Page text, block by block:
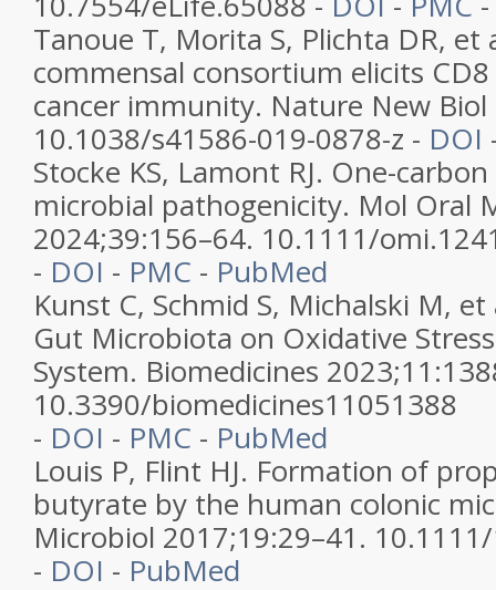
Tanoue T, Morita S, Plichta DR, et
commensal consortium elicits
cancer immunity. Nature New Biol
10.1038/s41586-019-0878-z - DOI
Stocke KS, Lamont RJ. One-
microbial pathogenicity. Mol Oral
2024;39:156–64. 10.1111/
- DOI - PMC - PubMed
Kunst C, Schmid S, Michalski M,
Gut Microbiota on Oxidative
System. Biomedicines
10.3390/biomedicines11051388
- DOI - PMC - PubMed
Louis P, Flint HJ. Formation of
butyrate by the human colonic
Microbiol 2017;19:29–41.
- DOI - PubMed